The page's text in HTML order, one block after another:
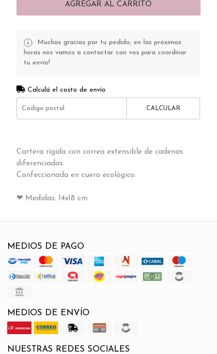
AGREGAR AL CARRITO
Muchas gracias por tu pedido, en las próximas
horas nos vamos a contactar con vos para coordinar
tu envío!
Calculá el costo de envío
CALCULAR
Cartera rígida con correa extensible de cadenas
diferenciadas.
Confeccionada en cuero ecológico.
❤Medidas: 14x18 cm
MEDIOS DE PAGO
MEDIOS DE ENVÍO
NUESTRAS REDES SOCIALES